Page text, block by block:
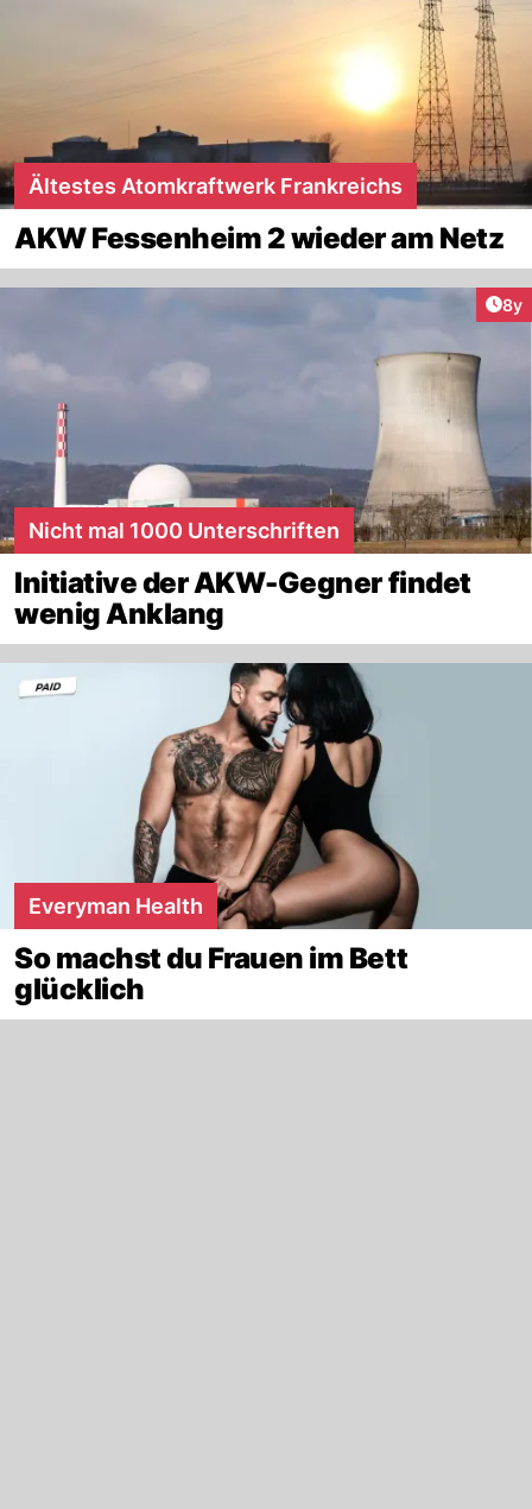
Ältestes Atomkraftwerk Frankreichs
AKW Fessenheim 2 wieder am Netz
8y
Nicht mal 1000 Unterschriften
Initiative der AKW-Gegner findet
wenig Anklang
Everyman Health
So machst du Frauen im Bett
glücklich